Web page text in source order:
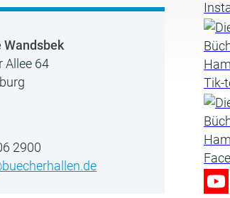
Wandsbek
Allee 64
2900